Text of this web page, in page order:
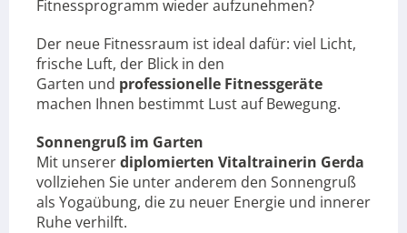
Fitnessprogramm wieder aufzunehmen?
Der neue Fitnessraum ist ideal dafür: viel Licht,
frische Luft, der Blick in den
Garten und professionelle Fitnessgeräte
machen Ihnen bestimmt Lust auf Bewegung.
Sonnengruß im Garten
Mit unsererdiplomierten Vitaltrainerin Gerda
vollziehen Sie unter anderem den Sonnengruß
als Yogaübung, die zu neuer Energie und innerer
Ruhe verhilft.